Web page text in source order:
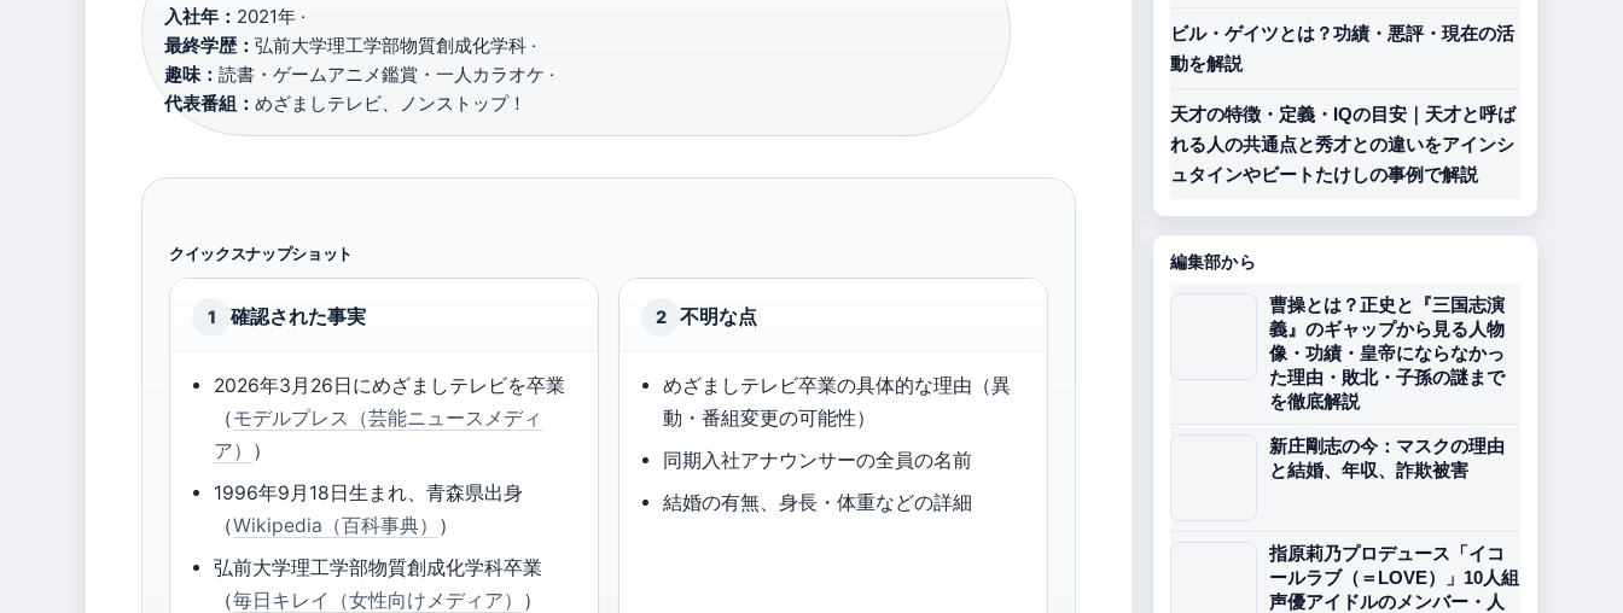
入社年： 2021年 ·
最終学歴： 弘前大学理工学部物質創成化学科 ·
趣味： 読書・ゲームアニメ鑑賞・一人カラオケ ·
代表番組： めざましテレビ、ノンストップ！
クイックスナップショット
1 確認された事実
2026年3月26日にめざましテレビを卒業
（モデルプレス（芸能ニュースメディ
ア） ）
1996年9月18日生まれ、青森県出身
（Wikipedia（百科事典） ）
弘前大学理工学部物質創成化学科卒業
（毎日キレイ（女性向けメディア） ）
2 不明な点
めざましテレビ卒業の具体的な理由（異
動・番組変更の可能性）
同期入社アナウンサーの全員の名前
結婚の有無、身長・体重などの詳細
ビル・ゲイツとは？功績・悪評・現在の活
動を解説
天才の特徴・定義・IQの目安｜天才と呼ば
れる人の共通点と秀才との違いをアインシ
ュタインやビートたけしの事例で解説
編集部から
曹操とは？正史と『三国志演
義』のギャップから見る人物
像・功績・皇帝にならなかっ
た理由・敗北・子孫の謎まで
を徹底解説
新庄剛志の今：マスクの理由
と結婚、年収、詐欺被害
指原莉乃プロデュース「イコ
ールラブ（＝LOVE）」10人組
声優アイドルのメンバー・人